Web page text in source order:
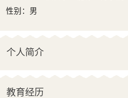
性别：男
个人简介
教育经历